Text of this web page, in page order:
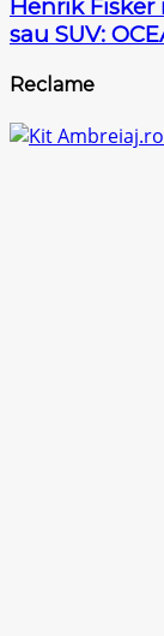
Henrik
sau SUV:
Reclame